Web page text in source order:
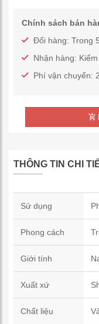
Chính sách bán
Đổi hàng: Trong
Nhận hàng:
Phí vận chuyển:
THÔNG TIN CHI
Sử dụng
Phong cách
Giới tính
Xuất xứ
Chất liệu